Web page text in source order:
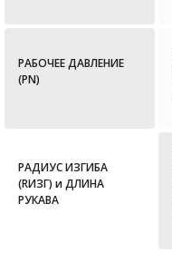
РАБОЧЕЕ ДАВЛЕНИЕ
(PN)
РАДИУС ИЗГИБА
(RИЗГ) и ДЛИНА
РУКАВА